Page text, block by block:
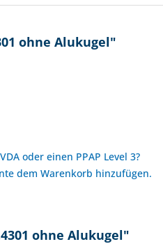
ohne Alukugel"
oder einen PPAP Level 3?
dem Warenkorb hinzufügen.
ohne Alukugel"